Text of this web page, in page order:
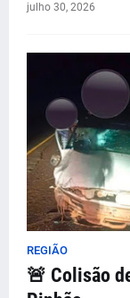
julho 30, 2026
REGIÃO
🚨 Colisão